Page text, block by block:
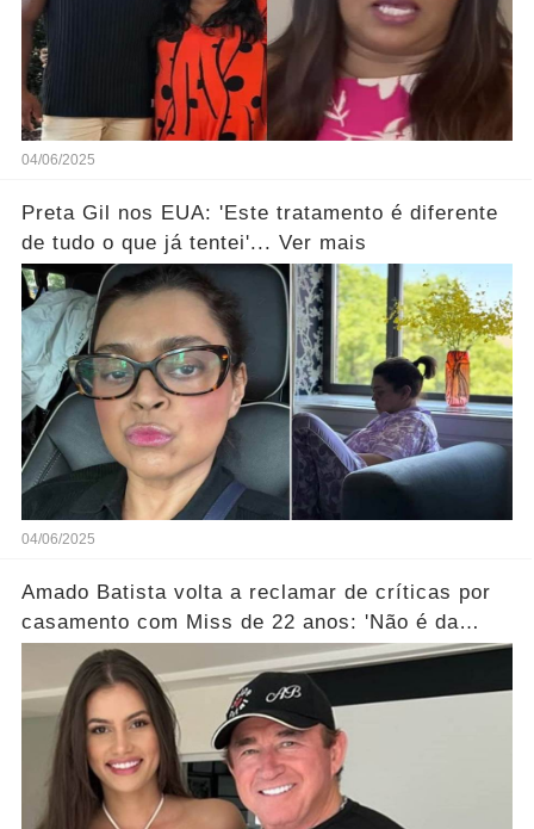
04/06/2025
Preta Gil nos EUA: 'Este tratamento é diferente
de tudo o que já tentei'... Ver mais
04/06/2025
Amado Batista volta a reclamar de críticas por
casamento com Miss de 22 anos: 'Não é da
conta de ninguém'... Ver mais